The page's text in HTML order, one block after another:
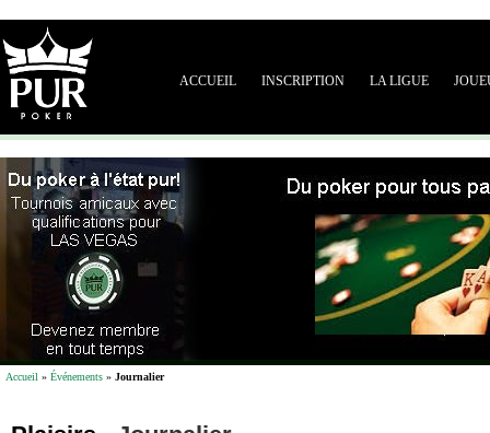
ACCUEIL INSCRIPTION LA LIGUE
Accueil » Événements » Journalier